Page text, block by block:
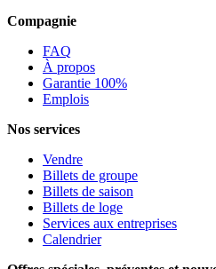
Compagnie
FAQ
À propos
Garantie 100%
Emplois
Nos services
Vendre
Billets de groupe
Billets de saison
Billets de loge
Services aux entreprises
Calendrier